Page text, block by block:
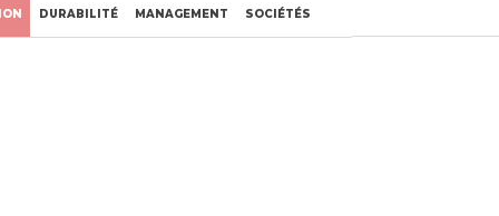
DURABILITÉ MANAGEMENT SOCIÉTÉS